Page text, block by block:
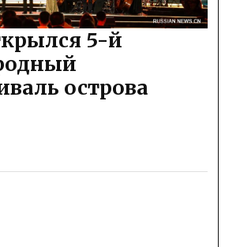
5-й
острова